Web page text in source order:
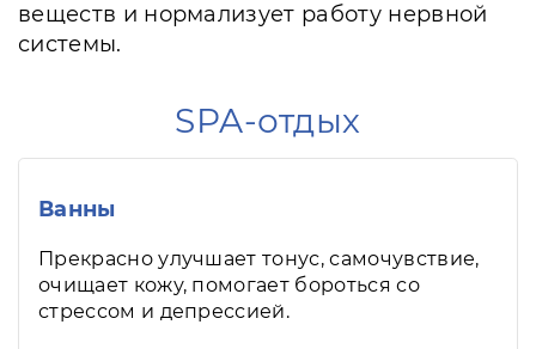
веществ и нормализует работу нервной
системы.
SPA-отдых
Ванны
Прекрасно улучшает тонус, самочувствие,
очищает кожу, помогает бороться со
стрессом и депрессией.